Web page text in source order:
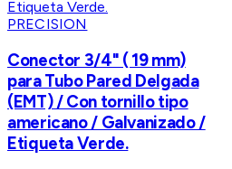
PRECISION
Conector 3/4" ( 19 mm)
para Tubo Pared Delgada
(EMT) / Con tornillo tipo
americano / Galvanizado /
Etiqueta Verde.